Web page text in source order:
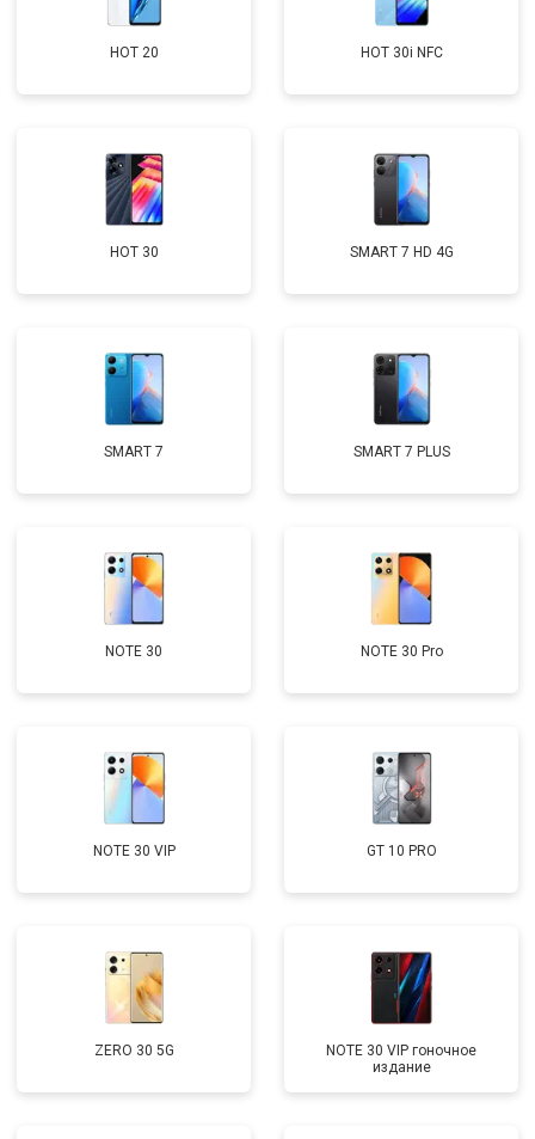
HOT 20 HOT 30i NFC
HOT 30 SMART 7 HD 4G
SMART 7 SMART 7 PLUS
NOTE 30 NOTE 30 Pro
NOTE 30 VIP GT 10 PRO
ZERO 30 5G
NOTE 30 VIP гоночное
издание